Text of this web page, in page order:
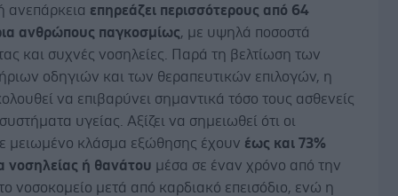
ανεπάρκεια επηρεάζει περισσότερους από 64
ανθρώπους παγκοσμίως, με υψηλά ποσοστά
και συχνές νοσηλείες. Παρά τη βελτίωση των
οδηγιών και των θεραπευτικών επιλογών, η
να επιβαρύνει σημαντικά τόσο τους ασθενείς
υγείας. Αξίζει να σημειωθεί ότι οι
μειωμένο κλάσμα εξώθησης έχουν έως και 73%
νοσηλείας ή θανάτου μέσα σε έναν χρόνο από την
νοσοκομείο μετά από καρδιακό επεισόδιο, ενώ η